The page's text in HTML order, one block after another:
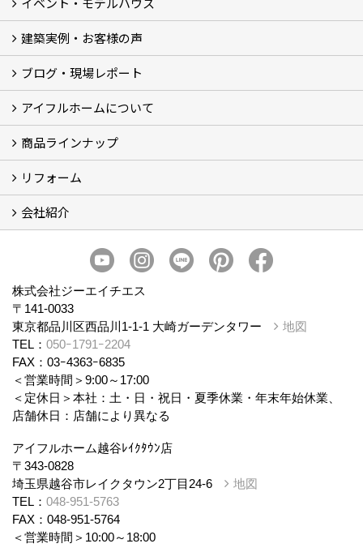
イベント
モデルハウス見学
建築実例・お客様の声
建築実例
お客様の声
ブログ・現場レポート
ブログ
現場レポート
アイフルホームについて
アイフルホームについて (5)
商品ラインナップ
商品ラインナップ
リフォーム
まるごと断熱リフォーム
イベント情報
施工事例
会社紹介
スタッフ紹介
個人情報保護方針
株式会社ジーエイチエス
〒141-0033
東京都品川区西品川1-1-1 大崎ガーデンタワー
地図
TEL： 050ｰ1791ｰ2204
FAX：03ｰ4363ｰ6835
＜営業時間＞9:00～17:00
＜定休日＞本社：土・日・祝日・夏季休業・年末年始休業、
店舗休日：店舗により異なる
アイフルホーム越谷ﾚｲｸﾀｳﾝ店
〒343-0828
埼玉県越谷市レイクタウン2丁目24-6
地図
TEL： 048-951-5763
FAX：048-951-5764
＜営業時間＞10:00～18:00